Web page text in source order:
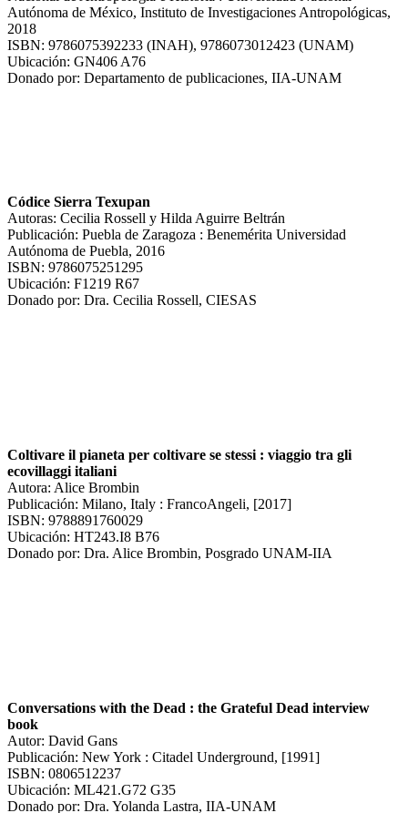
Autónoma de México, Instituto de Investigaciones Antropológicas,
2018
ISBN: 9786075392233 (INAH), 9786073012423 (UNAM)
Ubicación: GN406 A76
Donado por: Departamento de publicaciones, IIA-UNAM
Códice Sierra Texupan
Autoras: Cecilia Rossell y Hilda Aguirre Beltrán
Publicación: Puebla de Zaragoza : Benemérita Universidad
Autónoma de Puebla, 2016
ISBN: 9786075251295
Ubicación: F1219 R67
Donado por: Dra. Cecilia Rossell, CIESAS
Coltivare il pianeta per coltivare se stessi : viaggio tra gli
ecovillaggi italiani
Autora: Alice Brombin
Publicación: Milano, Italy : FrancoAngeli, [2017]
ISBN: 9788891760029
Ubicación: HT243.I8 B76
Donado por: Dra. Alice Brombin, Posgrado UNAM-IIA
Conversations with the Dead : the Grateful Dead interview
book
Autor: David Gans
Publicación: New York : Citadel Underground, [1991]
ISBN: 0806512237
Ubicación: ML421.G72 G35
Donado por: Dra. Yolanda Lastra, IIA-UNAM